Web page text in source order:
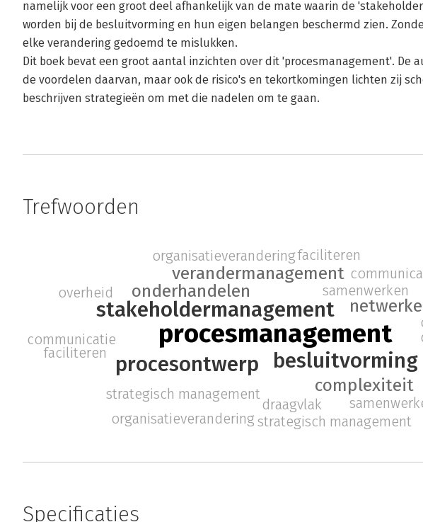
namelijk voor een groot deel afhankelijk van de mate waarin de
worden bij de besluitvorming en hun eigen belangen beschermd zien.
elke verandering gedoemd te mislukken.
Dit boek bevat een groot aantal inzichten over dit 'procesmanagement'. De
de voordelen daarvan, maar ook de risico's en tekortkomingen lichten zij
beschrijven strategieën om met die nadelen om te gaan.
Trefwoorden
procesmanagement
stakeholdermanagement
besluitvorming
procesontwerp
onderhandelen
verandermanagement
complexiteit
draagvlak
strategisch management
samenwerken
organisatieveranderingfaciliteren
strategisch management
organisatieverandering
faciliteren
communicatie
overheid
Specificaties